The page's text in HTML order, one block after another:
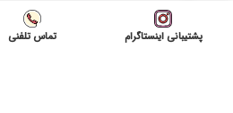
لیست قیمت ها
امداد برق
پشتیبانی اینستاگرام تماس تلفنی